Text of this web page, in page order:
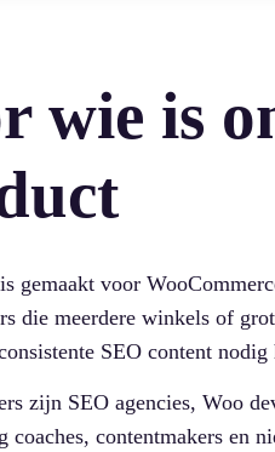
wie is
gemaakt voor
die meerdere winkels of
SEO content nodig
zijn SEO agencies, Woo
coaches, contentmakers en